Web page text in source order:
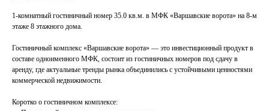
1-комнатный гостиничный номер 35.0 кв.м. в МФК «Варшавские ворота» на 8-м
этаже 8 этажного дома.
Гостиничный комплекс «Варшавские ворота» — это инвестиционный продукт в
составе одноименного МФК, состоит из гостиничных номеров под сдачу в
аренду, где актуальные тренды рынка объединились с устойчивыми ценностями
коммерческой недвижимости.
Коротко о гостиничном комплексе: